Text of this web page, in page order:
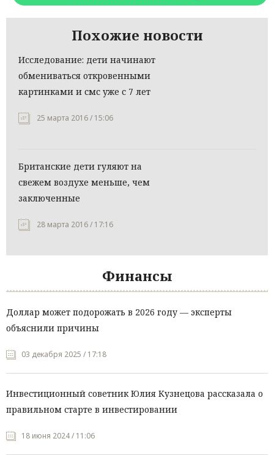
Похожие новости
Исследование: дети начинают
обмениваться откровенными
картинками и смс уже с 7 лет
25 марта 2016 / 15:06
Британские дети гуляют на
свежем воздухе меньше, чем
заключенные
28 марта 2016 / 17:16
Финансы
Доллар может подорожать в 2026 году — эксперты
объяснили причины
03 декабря 2025 / 17:18
Инвестиционный советник Юлия Кузнецова рассказала о
правильном старте в инвестировании
18 июня 2024 / 11:06